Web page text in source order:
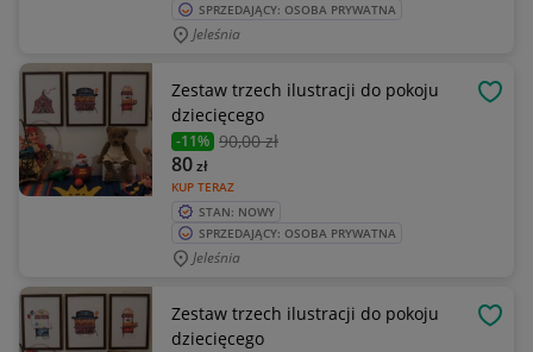
SPRZEDAJĄCY: OSOBA PRYWATNA
Jeleśnia
Zestaw trzech ilustracji do pokoju
dziecięcego
-11% 90,00 zł
KUP TERAZ
80zł
STAN: NOWY
SPRZEDAJĄCY: OSOBA PRYWATNA
Jeleśnia
Zestaw trzech ilustracji do pokoju
dziecięcego